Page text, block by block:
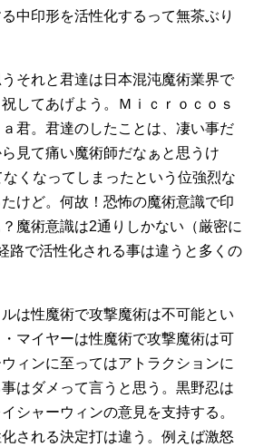
中印形を活性化するって無茶ぶり
それと君達は日本混沌魔術業界で
してあげよう。Ｍｉｃｒｏｃｏｓ
君。君達のしたことは、凄い事だ
見て痛い魔術師だなぁと思うけ
くなってしまったという位強烈な
けど。何故！恐怖の魔術意識で印
魔術意識は2通りしかない（厳密に
路で活性化される事は違うと多くの
は性魔術で攻撃魔術は不可能とい
マイヤーは性魔術で攻撃魔術は可
ィンに至ってはアトラクションに
はダメって言うと思う。黒野忍は
シャーウィンの意見を支持する。
される決定打は違う。例えば激怒